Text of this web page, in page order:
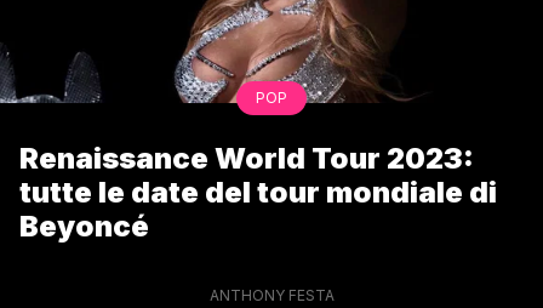
POP
Renaissance World Tour 2023:
tutte le date del tour mondiale di
Beyoncé
ANTHONY FESTA